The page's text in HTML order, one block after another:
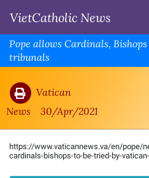
VietCatholic News
Pope allows Cardinals,
tribunals
Vatican
News
30/Apr/2021
https://www.vaticannews.va/en/pope/
cardinals-bishops-to-be-tried-by-